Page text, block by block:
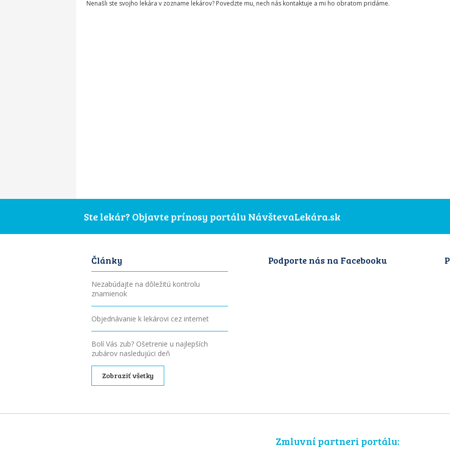
Nenašli ste svojho lekára v zozname lekárov? Povedzte mu, nech nás kontaktuje a mi ho obratom pridáme.
Ste lekár? Objavte prínosy portálu NávštevaLekára.sk
Články
Nezabúdajte na dôležitú kontrolu
znamienok
Objednávanie k lekárovi cez internet
Bolí Vás zub? Ošetrenie u najlepších
zubárov nasledujúci deň
Zobraziť všetky
Podporte nás na Facebooku
Zmluvní partneri portálu: